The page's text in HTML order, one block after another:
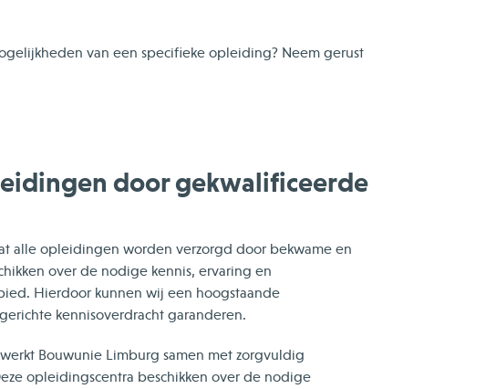
van een specifieke opleiding? Neem gerust
door gekwalificeerde
alle opleidingen worden verzorgd door bekwame en
over de nodige kennis, ervaring en
Hierdoor kunnen wij een hoogstaande
kennisoverdracht garanderen.
Bouwunie Limburg samen met zorgvuldig
opleidingscentra beschikken over de nodige